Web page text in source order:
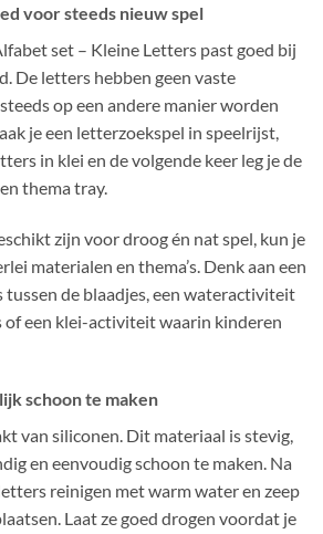
voor steeds nieuw spel
set – Kleine Letters past goed bij
De letters hebben geen vaste
op een andere manier worden
je een letterzoekspel in speelrijst,
in klei en de volgende keer leg je de
thema tray.
zijn voor droog én nat spel, kun je
materialen en thema’s. Denk aan een
de blaadjes, een wateractiviteit
een klei-activiteit waarin kinderen
schoon te maken
van siliconen. Dit materiaal is stevig,
en eenvoudig schoon te maken. Na
reinigen met warm water en zeep
Laat ze goed drogen voordat je